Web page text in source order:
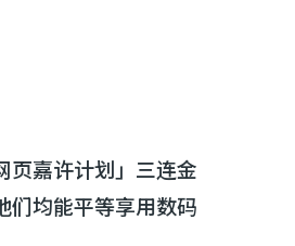
页嘉许计划」三连金
们均能平等享用数码